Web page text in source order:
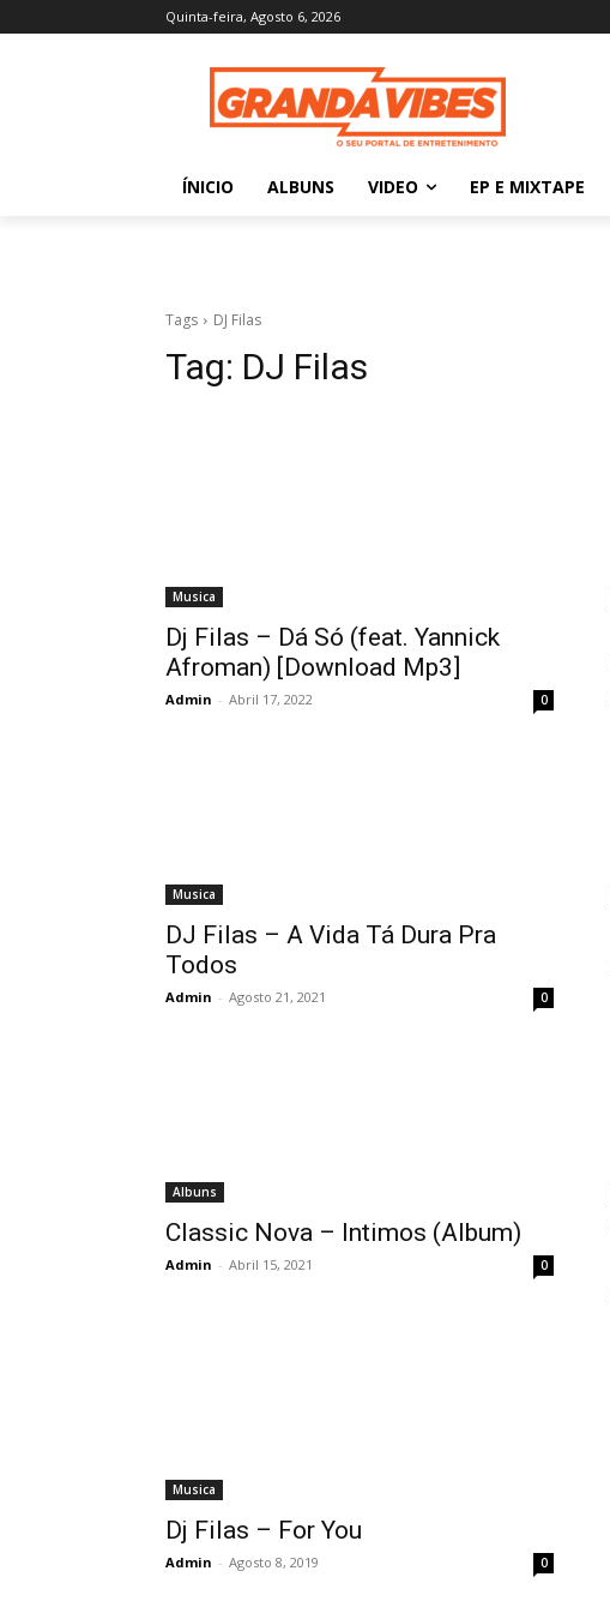
Quinta-feira, Agosto 6, 2026
ÍNICIO ALBUNS VIDEO EP E MIXTAPE
Tags DJ Filas
Tag: DJ Filas
Musica
Dj Filas – Dá Só (feat. Yannick
Afroman) [Download Mp3]
Admin - Abril 17, 2022 0
Musica
DJ Filas – A Vida Tá Dura Pra
Todos
Admin - Agosto 21, 2021 0
Albuns
Classic Nova – Intimos (Album)
Admin - Abril 15, 2021 0
Musica
Dj Filas – For You
Admin - Agosto 8, 2019 0